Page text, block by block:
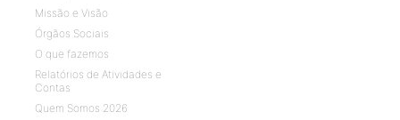
Missão e Visão
Órgãos Sociais
O que fazemos
Relatórios de Atividades e
Contas
Quem Somos 2026